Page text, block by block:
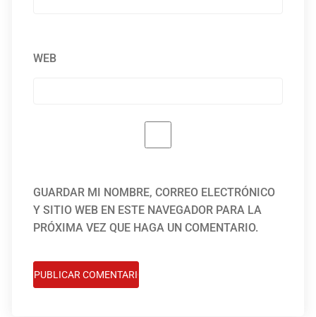
WEB
GUARDAR MI NOMBRE, CORREO ELECTRÓNICO
Y SITIO WEB EN ESTE NAVEGADOR PARA LA
PRÓXIMA VEZ QUE HAGA UN COMENTARIO.